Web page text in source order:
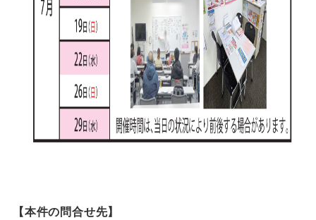
【本件の問合せ先】